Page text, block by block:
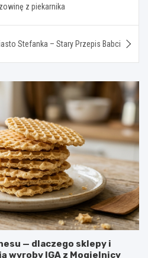
z piekarnika
Stefanka – Stary Przepis Babci
— dlaczego sklepy i
wyroby IGA z Mogielnicy